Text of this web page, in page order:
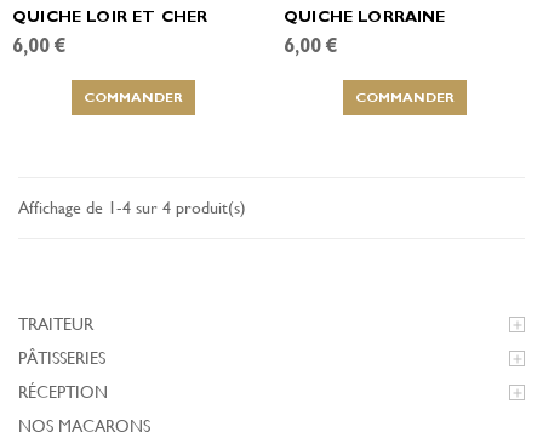
QUICHE LOIR ET CHER
6,00 €
COMMANDER
QUICHE LORRAINE
6,00 €
COMMANDER
Affichage de 1-4 sur 4 produit(s)
TRAITEUR 
PÂTISSERIES 
RÉCEPTION 
NOS MACARONS